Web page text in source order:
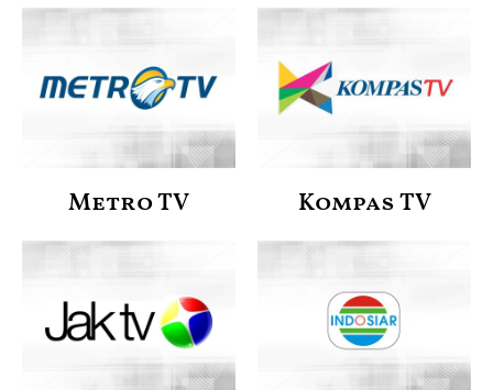
Metro TV Kompas TV